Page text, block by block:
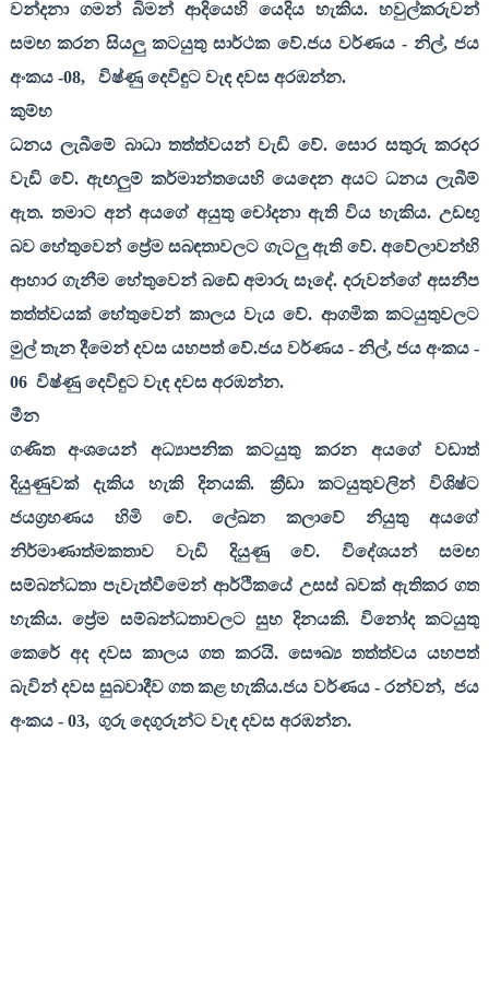
වන්දනා ගමන් බිමන් ආදියෙහි යෙදිය හැකිය. හවුල්කරුවන්
සමඟ කරන සියලු කටයුතු සාර්ථක වේ.ජය වර්ණය - නිල්,ජය
අංකය -08,
විෂ්ණු දෙවිඳුට වැඳ දවස අරඹන්න.
කුම්භ
ධනය ලැබීමේ බාධා තත්ත්වයන් වැඩි වේ. සොර සතුරු කරදර
වැඩි වේ. ඇඟලුම් කර්මාන්තයෙහි යෙදෙන අයට ධනය ලැබීම්
ඇත. තමාට අන් අයගේ අයුතු චෝදනා ඇති විය හැකිය. උඩඟු
බව හේතුවෙන් ප්‍රේම සබඳතාවලට ගැටලු ඇති වේ. අවේලාවන්හි
ආහාර ගැනීම හේතුවෙන් බඩේ අමාරු සෑදේ. දරුවන්ගේ අසනීප
තත්ත්වයක් හේතුවෙන් කාලය වැය වේ. ආගමික කටයුතුවලට
මුල් තැන දීමෙන් දවස යහපත් වේ.ජය වර්ණය - නිල්,ජය අංකය -
06 විෂ්ණු දෙවිඳුට වැඳ දවස අරඹන්න.
මීන
ගණිත අංශයෙන් අධ්‍යාපනික කටයුතු කරන අයගේ වඩාත්
දියුණුවක් දැකිය හැකි දිනයකි. ක්‍රීඩා කටයුතුවලින් විශිෂ්ට
ජයග්‍රහණය හිමි වේ. ලේඛන කලාවේ නියුතු අයගේ
නිර්මාණාත්මකතාව වැඩි දියුණු වේ. විදේශයන් සමඟ
සම්බන්ධතා පැවැත්වීමෙන් ආර්ථිකයේ උසස් බවක් ඇතිකර ගත
හැකිය. ප්‍රේම සම්බන්ධතාවලට සුභ දිනයකි. විනෝද කටයුතු
කෙරේ අද දවස කාලය ගත කරයි. සෞඛ්‍ය තත්ත්වය යහපත්
බැවින් දවස සුබවාදීව ගත කළ හැකිය.ජය වර්ණය - රන්වන්, ජය
අංකය - 03, ගුරු දෙගුරුන්ට වැඳ දවස අරඹන්න.